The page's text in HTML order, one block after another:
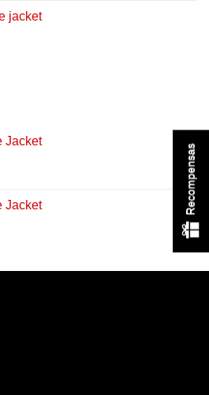
jacket
Jacket
Jacket
Recompensas